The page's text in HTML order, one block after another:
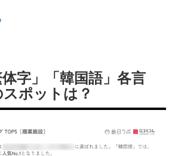
体字」「韓国語」各言
ポットは？